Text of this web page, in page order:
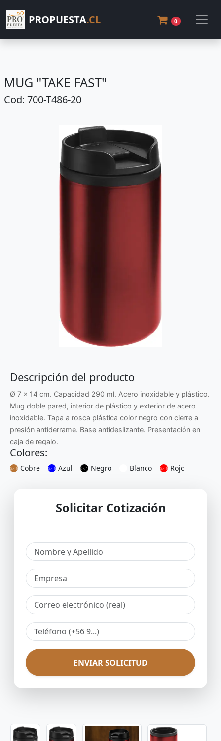
PROPUESTA.CL 0
MUG "TAKE FAST"
Cod: 700-T486-20
Descripción del producto
Ø 7 x 14 cm. Capacidad 290 ml. Acero inoxidable y plástico.
Mug doble pared, interior de plástico y exterior de acero
inoxidable. Tapa a rosca plástica color negro con cierre a
presión antiderrame. Base antideslizante. Presentación en
caja de regalo.
Colores:
Cobre Azul Negro Blanco Rojo
Solicitar Cotización
ENVIAR SOLICITUD